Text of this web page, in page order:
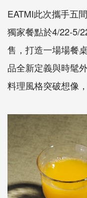
EATMI此次攜手五
獨家餐點於4/22-5/
售，打造一場場餐
品全新定義與時髦
料理風格突破想像